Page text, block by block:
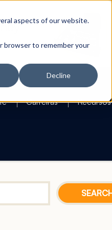
aspects of our website.
browser to remember your
Decline
Carreiras Recursos